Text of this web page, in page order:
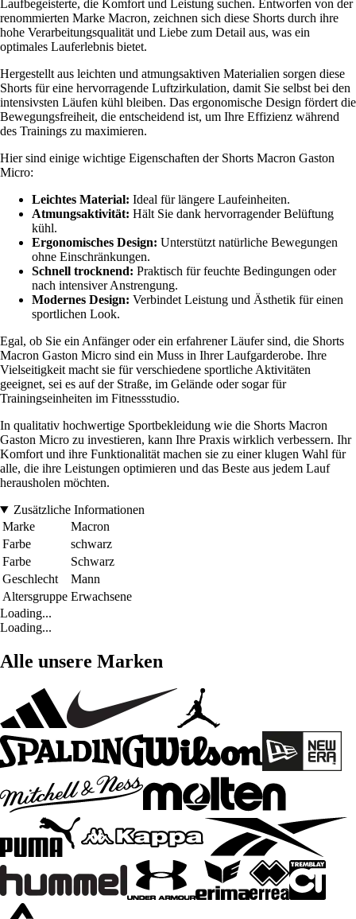
Laufbegeisterte, die Komfort und Leistung suchen. Entworfen von der
renommierten Marke Macron, zeichnen sich diese Shorts durch ihre
hohe Verarbeitungsqualität und Liebe zum Detail aus, was ein
optimales Lauferlebnis bietet.
Hergestellt aus leichten und atmungsaktiven Materialien sorgen diese
Shorts für eine hervorragende Luftzirkulation, damit Sie selbst bei den
intensivsten Läufen kühl bleiben. Das ergonomische Design fördert die
Bewegungsfreiheit, die entscheidend ist, um Ihre Effizienz während
des Trainings zu maximieren.
Hier sind einige wichtige Eigenschaften der Shorts Macron Gaston
Micro:
Leichtes Material: Ideal für längere Laufeinheiten.
Atmungsaktivität: Hält Sie dank hervorragender Belüftung
kühl.
Ergonomisches Design: Unterstützt natürliche Bewegungen
ohne Einschränkungen.
Schnell trocknend: Praktisch für feuchte Bedingungen oder
nach intensiver Anstrengung.
Modernes Design: Verbindet Leistung und Ästhetik für einen
sportlichen Look.
Egal, ob Sie ein Anfänger oder ein erfahrener Läufer sind, die Shorts
Macron Gaston Micro sind ein Muss in Ihrer Laufgarderobe. Ihre
Vielseitigkeit macht sie für verschiedene sportliche Aktivitäten
geeignet, sei es auf der Straße, im Gelände oder sogar für
Trainingseinheiten im Fitnessstudio.
In qualitativ hochwertige Sportbekleidung wie die Shorts Macron
Gaston Micro zu investieren, kann Ihre Praxis wirklich verbessern. Ihr
Komfort und ihre Funktionalität machen sie zu einer klugen Wahl für
alle, die ihre Leistungen optimieren und das Beste aus jedem Lauf
herausholen möchten.
Zusätzliche Informationen
Marke
Macron
Farbe
schwarz
Farbe
Schwarz
Geschlecht
Mann
Altersgruppe Erwachsene
Loading...
Loading...
Alle unsere Marken